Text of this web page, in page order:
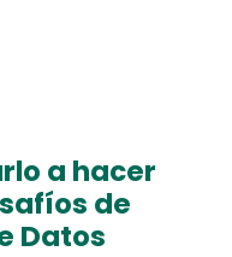
a hacer
de
Datos